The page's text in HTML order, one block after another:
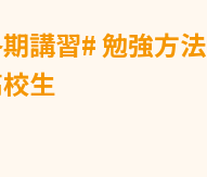
講習# 勉強方法
生